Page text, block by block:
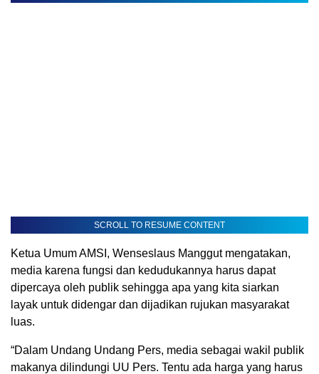
SCROLL TO RESUME CONTENT
Ketua Umum AMSI, Wenseslaus Manggut mengatakan,
media karena fungsi dan kedudukannya harus dapat
dipercaya oleh publik sehingga apa yang kita siarkan
layak untuk didengar dan dijadikan rujukan masyarakat
luas.
“Dalam Undang Undang Pers, media sebagai wakil publik
makanya dilindungi UU Pers. Tentu ada harga yang harus